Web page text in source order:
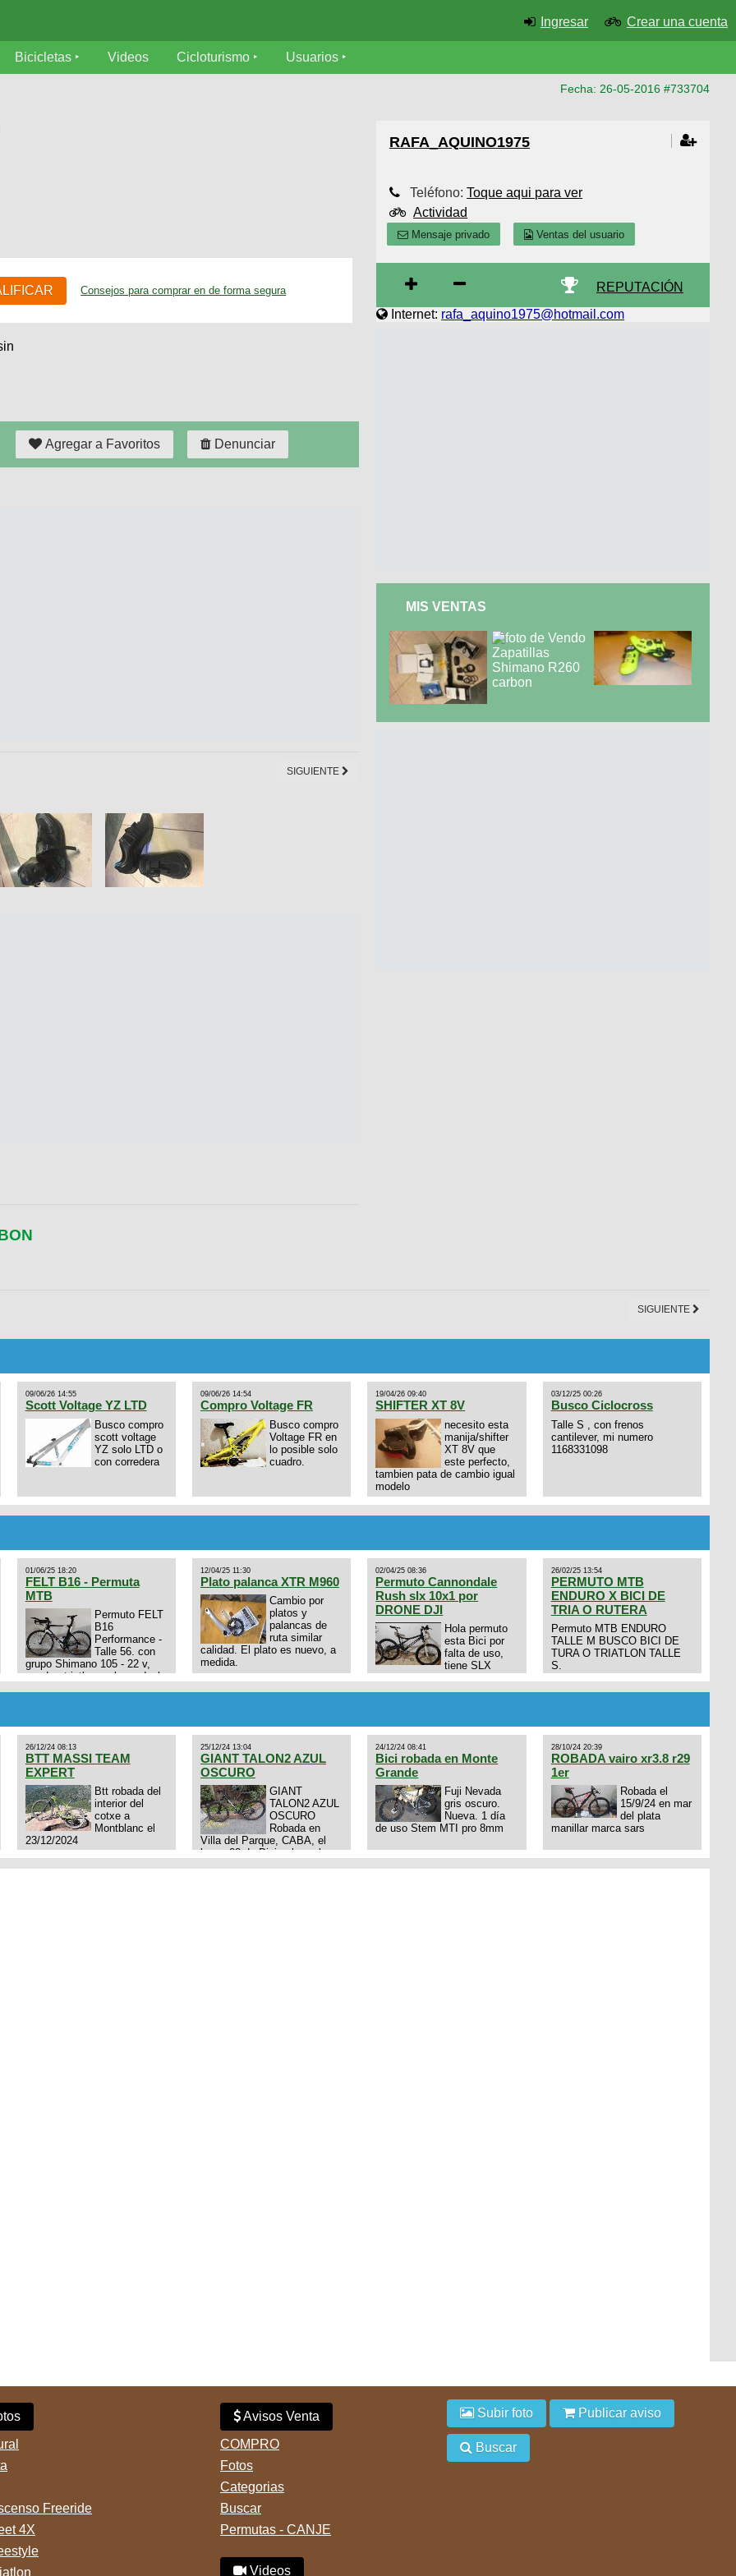
Ingresar Crear una cuenta
Bicicletas Videos Cicloturismo Usuarios
Fecha: 26-05-2016 #733704
Consejos para comprar en de forma segura
Agregar a Favoritos Denunciar
SIGUIENTE
RAFA_AQUINO1975
Teléfono:Toque aqui para ver
Actividad
Mensaje privado Ventas del usuario
REPUTACIÓN
Internet: rafa_aquino1975@hotmail.com
MIS VENTAS
SIGUIENTE
09/06/26 14:55
Scott Voltage YZ LTD
Busco compro
scott voltage
YZ solo LTD o
con corredera
09/06/26 14:54
Compro Voltage FR
Busco compro
Voltage FR en
lo posible solo
cuadro.
19/04/26 09:40
SHIFTER XT 8V
necesito esta
manija/shifter
XT 8V que
este perfecto,
tambien pata de cambio igual
modelo
03/12/25 00:26
Busco Ciclocross
Talle S , con frenos
cantilever, mi numero
1168331098
01/06/25 18:20
FELT B16 - Permuta
MTB
Permuto FELT
B16
Performance -
Talle 56. con
grupo Shimano 105 - 22 v,
cuadro: triatlon carbono dual
12/04/25 11:30
Plato palanca XTR M960
Cambio por
platos y
palancas de
ruta similar
calidad. El plato es nuevo, a
medida.
02/04/25 08:36
Permuto Cannondale
Rush slx 10x1 por
DRONE DJI
Hola permuto
esta Bici por
falta de uso,
tiene SLX
Horquilla Axon tope de gama
por drone de la marca Dji, les
interesa 3434568861 saludos
26/02/25 13:54
PERMUTO MTB
ENDURO X BICI DE
TRIA O RUTERA
Permuto MTB ENDURO
TALLE M BUSCO BICI DE
TURA O TRIATLON TALLE
S.
26/12/24 08:13
BTT MASSI TEAM
EXPERT
Btt robada del
interior del
cotxe a
Montblanc el
23/12/2024
25/12/24 13:04
GIANT TALON2 AZUL
OSCURO
GIANT
TALON2 AZUL
OSCURO
Robada en
Villa del Parque, CABA, el
lunes 23 de Diciembre a las
24/12/24 08:41
Bici robada en Monte
Grande
Fuji Nevada
gris oscuro.
Nueva. 1 día
de uso Stem MTI pro 8mm
28/10/24 20:39
ROBADA vairo xr3.8 r29
1er
Robada el
15/9/24 en mar
del plata
manillar marca sars
Freeride
4X
Avisos Venta
COMPRO
Fotos
Categorias
Buscar
Permutas - CANJE
Videos
Subir foto Publicar aviso
Buscar